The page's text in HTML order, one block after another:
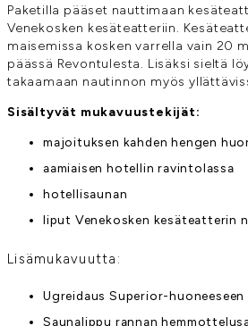
Paketilla pääset nauttimaan
Venekosken kesäteatteriin.
maisemissa kosken varrella vain 20
päässä Revontulesta. Lisäksi sieltä
takaamaan nautinnon myös
Sisältyvät mukavuustekijät:
majoituksen kahden hengen
aamiaisen hotellin ravintolassa
hotellisaunan
liput Venekosken kesäteatterin
Lisämukavuutta:
Ugreidaus Superior-
Saunalippu rannan